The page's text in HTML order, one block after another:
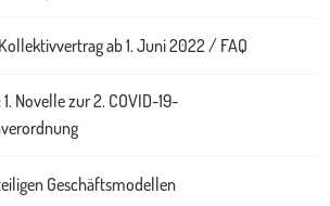
ab 1. Juni 2022 / FAQ
Novelle zur 2. COVID-19-
Geschäftsmodellen